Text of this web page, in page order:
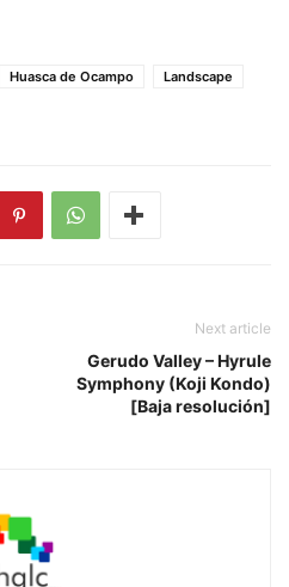
Huasca de Ocampo
Landscape
Next article
Gerudo Valley – Hyrule
Symphony (Koji Kondo)
[Baja resolución]